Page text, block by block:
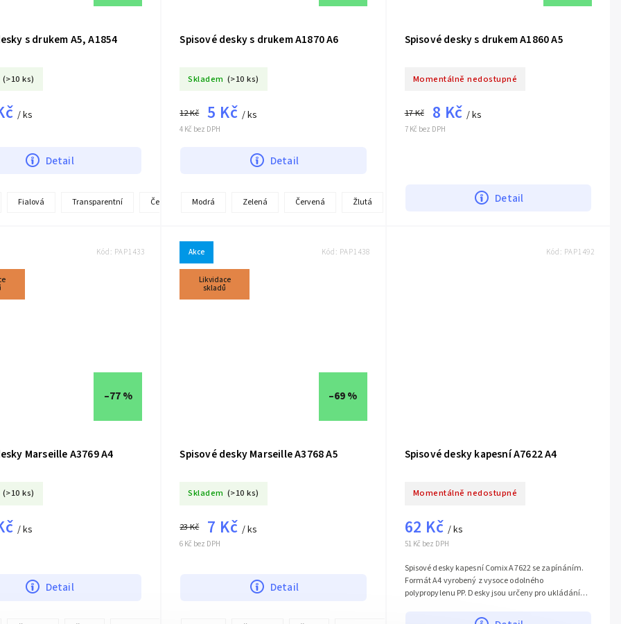
s drukem A5, A1854
(>10 ks)
/ ks
Detail
Fialová Transparentní Červená
+
další
Spisové desky s drukem A1870 A6
Skladem (>10 ks)
4 Kč bez DPH
12 Kč 5 Kč / ks
Detail
Modrá Zelená Červená Žlutá
Spisové desky s drukem A1860 A5
Momentálně nedostupné
7 Kč bez DPH
17 Kč 8 Kč/ ks
Detail
–77 %
Marseille A3769 A4
(>10 ks)
/ ks
Detail
Kód: PAP1433 Akce
Likvidace
skladů
–69 %
Spisové desky Marseille A3768 A5
Skladem (>10 ks)
6 Kč bez DPH
23 Kč 7 Kč / ks
Detail
Kód: PAP1438
Spisové desky kapesní A7622 A4
Momentálně nedostupné
51 Kč bez DPH
62 Kč / ks
Spisové desky kapesní Comix A7622 se zapínáním.
Formát A4 vyrobený z vysoce odolného
polypropylenu PP. Desky jsou určeny pro ukládání
Kód: PAP1492